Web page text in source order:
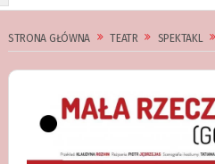
STRONA GŁÓWNA TEATR SPEKTAKL